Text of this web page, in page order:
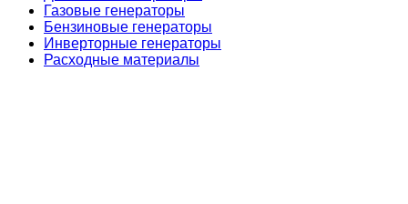
Газовые генераторы
Бензиновые генераторы
Инверторные генераторы
Расходные материалы